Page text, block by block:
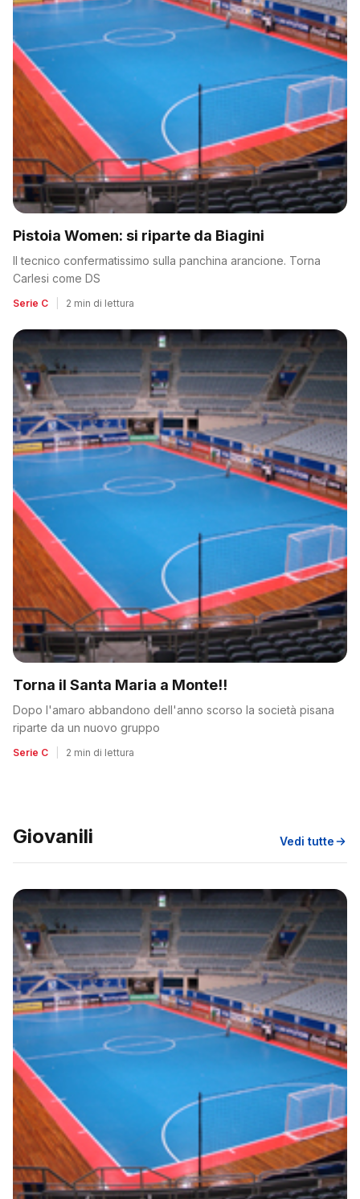
Pistoia Women: si riparte da Biagini
Il tecnico confermatissimo sulla panchina arancione. Torna
Carlesi come DS
Serie C 2 min di lettura
Torna il Santa Maria a Monte!!
Dopo l'amaro abbandono dell'anno scorso la società pisana
riparte da un nuovo gruppo
Serie C 2 min di lettura
Giovanili Vedi tutte